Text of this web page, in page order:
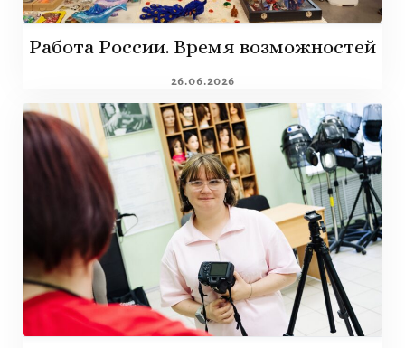
Работа России. Время возможностей
26.06.2026